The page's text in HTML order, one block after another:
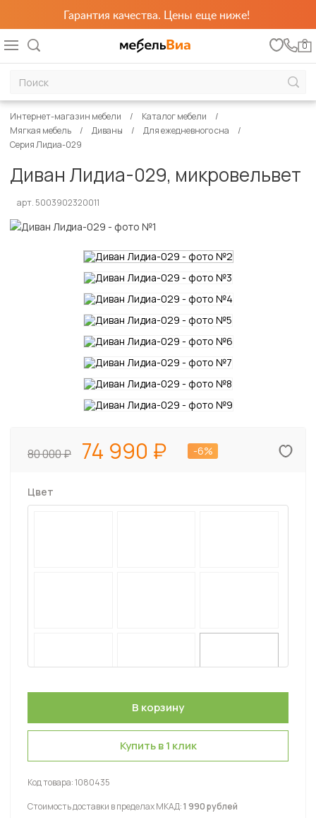
Гарантия качества. Цены еще ниже!
0
Интернет-магазин мебели
Каталог мебели
Мягкая мебель
Диваны
Для ежедневного сна
Серия Лидиа-029
Диван Лидиа-029, микровельвет
арт. 5003902320011
80 000 74 990 -6%
Цвет
Купить в 1 клик
Код товара:1080435
Стоимость доставки в пределах МКАД:1 990 рублей